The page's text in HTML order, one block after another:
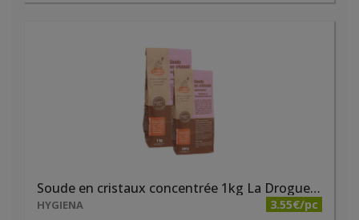
Soude en cristaux concentrée 1kg La Droguerie Ecologique
HYGIENA 3.55€/pc